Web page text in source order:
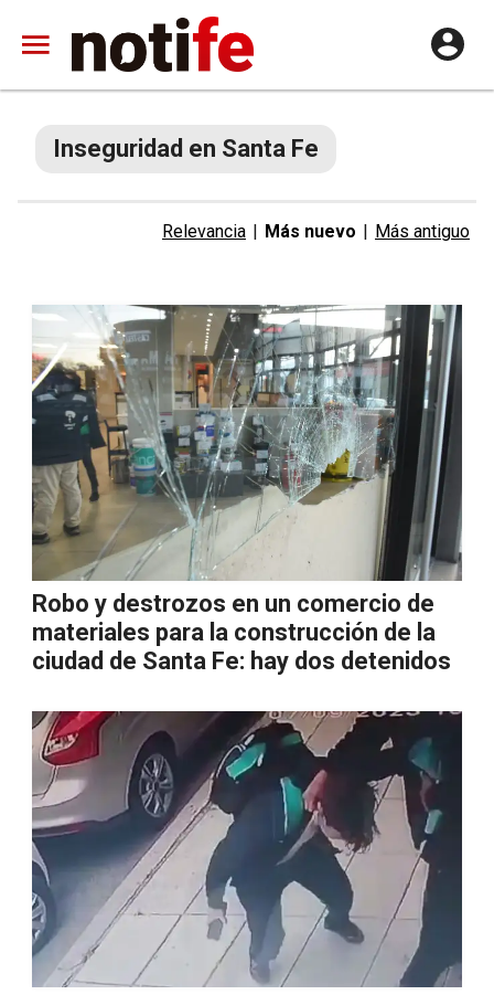
Inseguridad en Santa Fe
Relevancia | Más nuevo | Más antiguo
Robo y destrozos en un comercio de
materiales para la construcción de la
ciudad de Santa Fe: hay dos detenidos